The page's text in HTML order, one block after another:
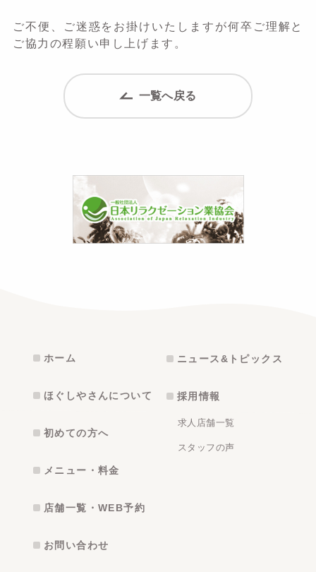
ご不便、ご迷惑をお掛けいたしますが何卒ご理解と
ご協力の程願い申し上げます。
一覧へ戻る
ホーム
ほぐしやさんについて
初めての方へ
メニュー・料金
店舗一覧・WEB予約
お問い合わせ
ニュース&トピックス
採用情報
求人店舗一覧
スタッフの声